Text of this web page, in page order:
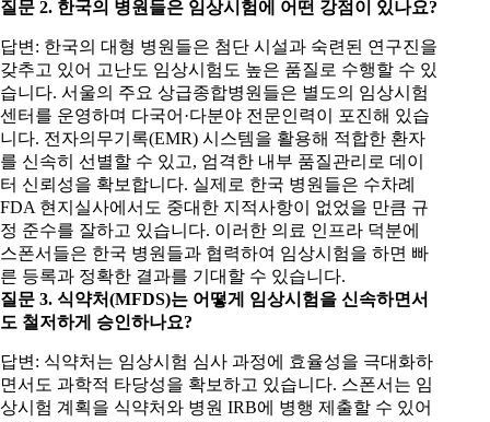
질문 2. 한국의 병원들은 임상시험에 어떤 강점이 있나요?
답변: 한국의 대형 병원들은 첨단 시설과 숙련된 연구진을
갖추고 있어 고난도 임상시험도 높은 품질로 수행할 수 있
습니다. 서울의 주요 상급종합병원들은 별도의 임상시험
센터를 운영하며 다국어·다분야 전문인력이 포진해 있습
니다. 전자의무기록(EMR) 시스템을 활용해 적합한 환자
를 신속히 선별할 수 있고, 엄격한 내부 품질관리로 데이
터 신뢰성을 확보합니다. 실제로 한국 병원들은 수차례
FDA 현지실사에서도 중대한 지적사항이 없었을 만큼 규
정 준수를 잘하고 있습니다. 이러한 의료 인프라 덕분에
스폰서들은 한국 병원들과 협력하여 임상시험을 하면 빠
른 등록과 정확한 결과를 기대할 수 있습니다.
질문 3. 식약처(MFDS)는 어떻게 임상시험을 신속하면서
도 철저하게 승인하나요?
답변: 식약처는 임상시험 심사 과정에 효율성을 극대화하
면서도 과학적 타당성을 확보하고 있습니다. 스폰서는 임
상시험 계획을 식약처와 병원 IRB에 병행 제출할 수 있어